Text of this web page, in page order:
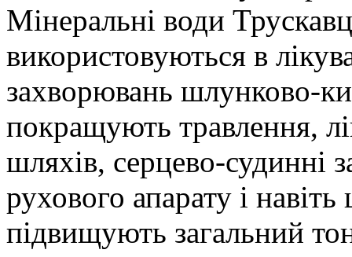
Мінеральні води
використовуються в
захворювань шлунково-
покращують травлення,
шляхів, серцево-судинні
рухового апарату і
підвищують загальний